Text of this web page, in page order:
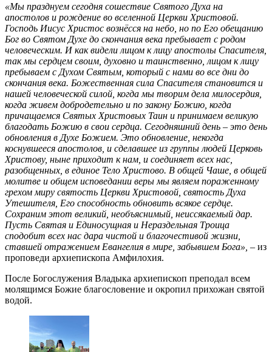
«Мы празднуем сегодня сошествие Святого Духа на
апостолов и рождение во вселенной Церкви Христовой.
Господь Иисус Христос вознёсся на небо, но по Его обещанию
Бог во Святом Духе до скончания века пребывает с родом
человеческим. И как видели лицом к лицу апостолы Спасителя,
так мы сердцем своим, духовно и таинственно, лицом к лицу
пребываем с Духом Святым, который с нами во все дни до
скончания века. Божественная сила Спасителя становится и
нашей человеческой силой, когда мы творим дела милосердия,
когда живем добродетельно и по закону Божию, когда
причащаемся Святых Христовых Таин и принимаем великую
благодать Божию в свои сердца. Сегодняшний день – это день
обновления в Духе Божием. Это обновление, некогда
коснувшееся апостолов, и сделавшее из группы людей Церковь
Христову, ныне приходит к нам, и соединяет всех нас,
разобщенных, в единое Тело Христово. В общей Чаше, в общей
молитве и общем исповедании веры мы являем пораженному
грехом миру святость Церкви Христовой, святость Духа
Утешителя, Его способность обновить всякое сердце.
Сохраним этот великий, необъяснимый, неиссякаемый дар.
Пусть Святая и Единосущная и Нераздельная Троица
сподобит всех нас дара чистой и благочестивой жизни,
ставшей отражением Евангелия в мире, забывшем Бога», – из
проповеди архиепископа Амфилохия.
После Богослужения Владыка архиепископ преподал всем
молящимся Божие благословение и окропил прихожан святой
водой.